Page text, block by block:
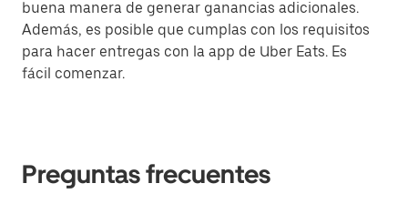
buena manera de generar ganancias adicionales.
Además, es posible que cumplas con los requisitos
para hacer entregas con la app de Uber Eats. Es
fácil comenzar.
Preguntas frecuentes